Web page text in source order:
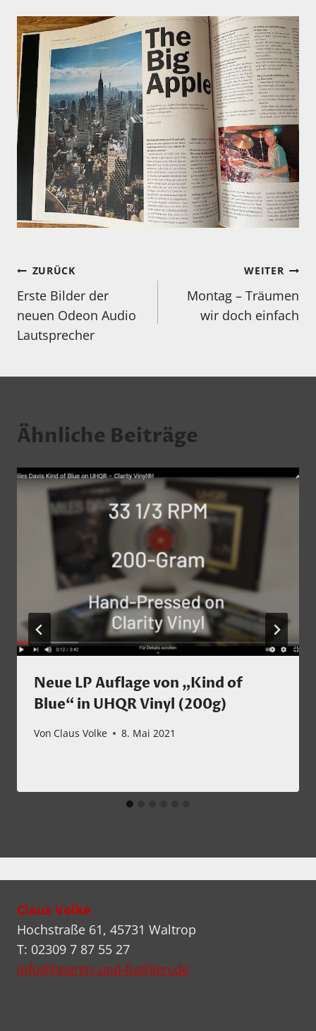
Beitragsnavigation
ZURÜCK
Erste Bilder der
neuen Odeon Audio
Lautsprecher
WEITER
Montag – Träumen
wir doch einfach
Ähnliche Beiträge
Neue LP Auflage von „Kind of
Blue“ in UHQR Vinyl (200g)
Von Claus Volke 8. Mai 2021
Claus Volke
Hochstraße 61, 45731 Waltrop
T: 02309 7 87 55 27
info@hoeren-und-fuehlen.de